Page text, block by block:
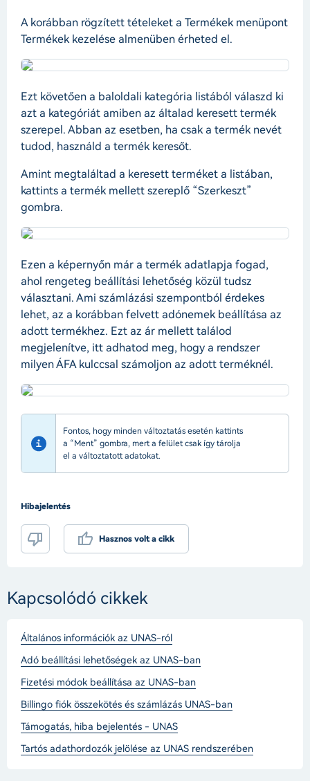
A korábban rögzített tételeket a Termékek menüpont
Termékek kezelése almenüben érheted el.
Ezt követően a baloldali kategória listából válaszd ki
azt a kategóriát amiben az általad keresett termék
szerepel. Abban az esetben, ha csak a termék nevét
tudod, használd a termék keresőt.
Amint megtaláltad a keresett terméket a listában,
kattints a termék mellett szereplő “Szerkeszt”
gombra.
Ezen a képernyőn már a termék adatlapja fogad,
ahol rengeteg beállítási lehetőség közül tudsz
választani. Ami számlázási szempontból érdekes
lehet, az a korábban felvett adónemek beállítása az
adott termékhez. Ezt az ár mellett találod
megjelenítve, itt adhatod meg, hogy a rendszer
milyen ÁFA kulccsal számoljon az adott terméknél.
Fontos, hogy minden változtatás esetén kattints
a “Ment” gombra, mert a felület csak így tárolja
el a változtatott adatokat.
Hibajelentés
Hasznos volt a cikk
Kapcsolódó cikkek
Általános információk az UNAS-ról
Adó beállítási lehetőségek az UNAS-ban
Fizetési módok beállítása az UNAS-ban
Billingo fiók összekötés és számlázás UNAS-ban
Támogatás, hiba bejelentés - UNAS
Tartós adathordozók jelölése az UNAS rendszerében